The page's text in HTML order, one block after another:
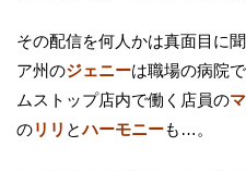
その配信を何人かは真面目に
ア州のジェニーは職場の病院
ムストップ店内で働く店員の
のリリ とハーモニーも…。